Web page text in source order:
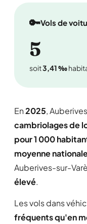
🔑Vols de
5
soit3,41 ‰
En2025,
cambriolages de
pour 1 000
moyenne
Auberives-sur-
élevé.
Les vols dans
fréquents qu'en